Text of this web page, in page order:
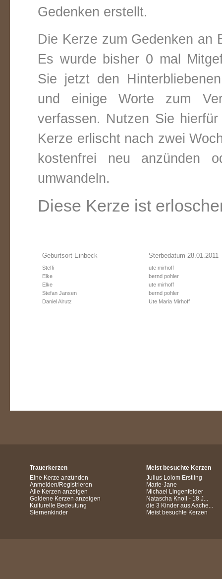
Gedenken erstellt.
Die Kerze zum Gedenken an
Es wurde bisher 0 mal
Sie jetzt den
und einige Worte zum
verfassen. Nutzen Sie
Kerze erlischt nach zwei
kostenfrei neu anzünden
umwandeln.
Diese Kerze ist
Geburtsort Einbeck
Steffi
Elke
Elke
Stefan Jansen
Daniel Alrutz
Sterbedatum 28.01.2011
ute mirhoff
bernd pohler
ute mirhoff
bernd pohler
Ute Maria Mirhoff
Trauerkerzen
Eine Kerze anzünden
Anmelden/Registrieren
Alle Kerzen anzeigen
Goldene Kerzen anzeigen
Kulturelle Bedeutung
Sternenkinder
Meist besuchte Kerzen
Julius Lolom Erstling
Marie-Jane
Michael Lingenfelder
Natascha Knoll - 18 J...
die 3 Kinder aus Aache...
Meist besuchte Kerzen